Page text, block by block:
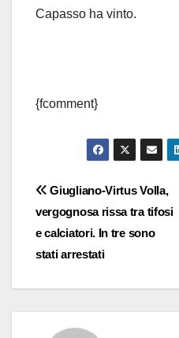
Capasso ha vinto.
{fcomment}
Navigazione
articoli
Giugliano-Virtus Volla,
vergognosa rissa tra tifosi
e calciatori. In tre sono
stati arrestati